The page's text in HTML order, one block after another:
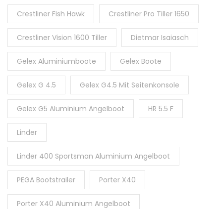
Crestliner Fish Hawk Crestliner Pro Tiller 1650
Crestliner Vision 1600 Tiller Dietmar Isaiasch
Gelex Aluminiumboote Gelex Boote
Gelex G 4.5 Gelex G4.5 Mit Seitenkonsole
Gelex G5 Aluminium Angelboot HR 5.5 F
Linder
Linder 400 Sportsman Aluminium Angelboot
PEGA Bootstrailer Porter X40
Porter X40 Aluminium Angelboot